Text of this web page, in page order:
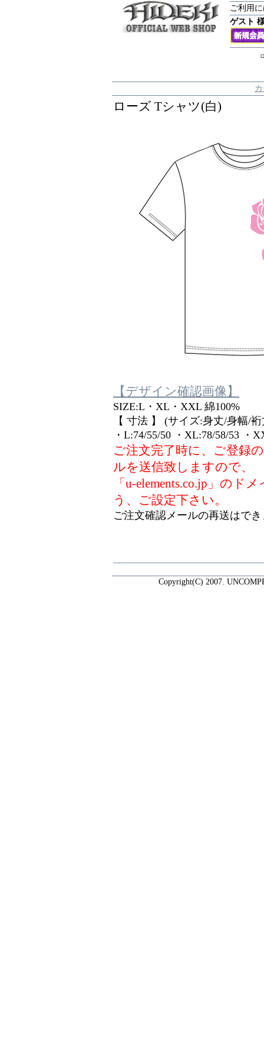
ご利用
ゲスト
ローズ Tシャツ(白)
【デザイン確認画像】
SIZE:L・XL・XXL 綿100%
【 寸法 】 (サイズ:身丈/身幅/
・L:74/55/50 ・XL:78/58/53 ・
ご注文完了時に、ご登録
ルを送信致しますので、
「u-elements.co.jp」のド
う、ご設定下さい。
ご注文確認メールの再送はで
Copyright(C) 2007.